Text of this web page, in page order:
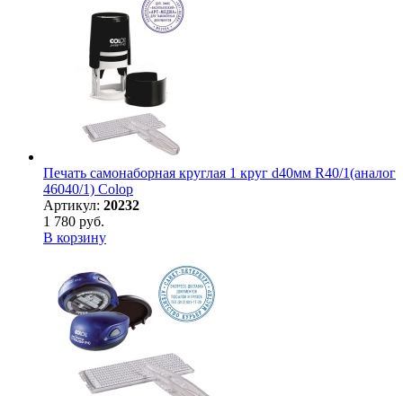
Печать самонаборная круглая 1 круг d40мм R40/1(аналог
46040/1) Colop
Артикул: 20232
1 780 руб.
В корзину